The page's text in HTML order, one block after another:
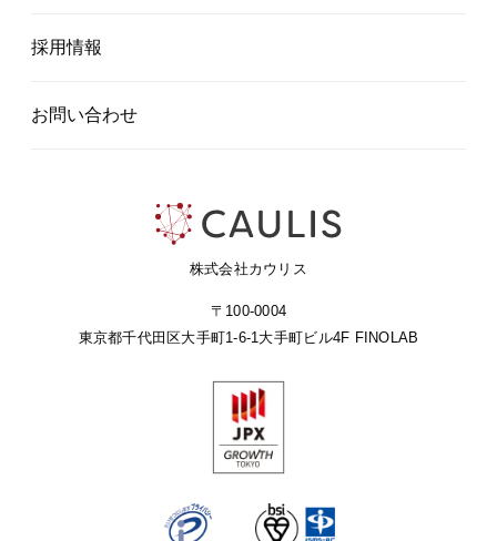
株式会社カウリス
〒100-0004
東京都千代田区大手町1-6-1大手町ビル4F FINOLAB
採用情報
お問い合わせ